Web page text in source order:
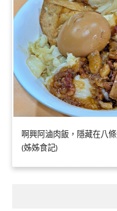
啊興阿滷肉飯，隱藏在八
(姊姊食記)